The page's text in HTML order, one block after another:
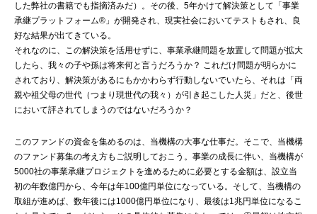
した弊社の書籍でも指摘済みだ）。その後、5年かけて解決策として「事業
承継プラットフォーム®」が開発され、現実社会においてテストもされ、良
好な結果が出てきている。
それなのに、この解決策を活用せずに、事業承継問題を放置して問題が拡大
したら、我々の子や孫は将来何と言うだろうか？ これだけ問題が明らかに
されており、解決策があるにもかかわらず行動しないでいたら、それは「両
親や祖父母の世代（つまり現世代の我々）が引き起こした人災」だと、後世
において評されてしまうのではないだろうか？
このファンドの資金を集めるのは、当機構の大事な仕事だ。そこで、当機構
のファンド募集の考え方もご説明しておこう。事業の成長に伴い、当機構が
5000社の事業承継プロジェクトを進めるために必要とする金額は、設立当
初の年数億円から、今年は年100億円単位になっている。そして、当機構の
取組が進めば、数年後には1000億円単位になり、最後は1兆円単位になるこ